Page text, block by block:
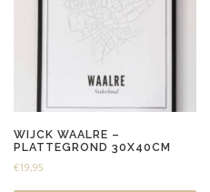
WIJCK WAALRE –
PLATTEGROND 30X40CM
€19,95